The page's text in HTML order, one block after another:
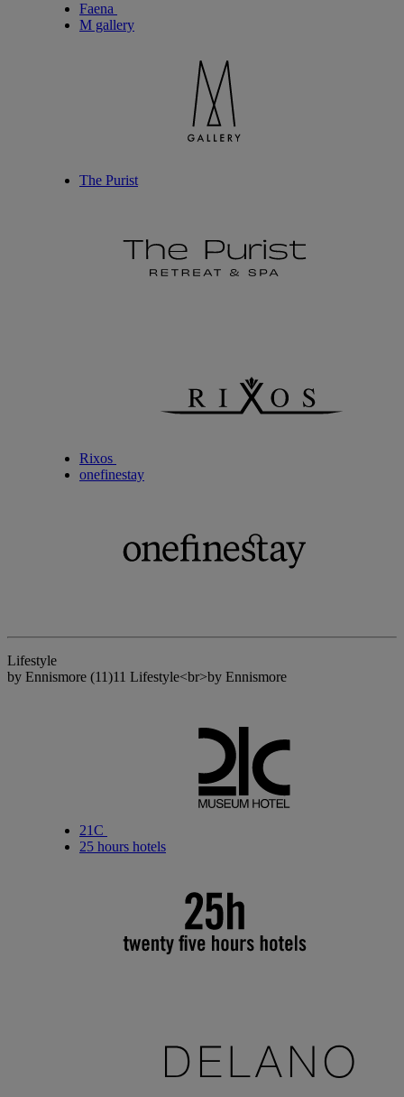
Faena
M gallery
The Purist
Rixos
onefinestay
Lifestyle
by Ennismore (11)11 Lifestyle<br>by Ennismore
21C
25 hours hotels